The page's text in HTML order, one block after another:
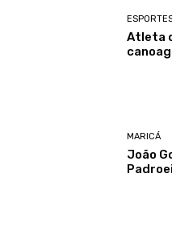
Atleta
MARICÁ
João